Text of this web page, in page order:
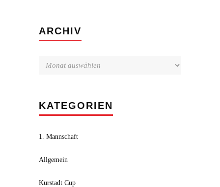
ARCHIV
KATEGORIEN
1. Mannschaft
Allgemein
Kurstadt Cup